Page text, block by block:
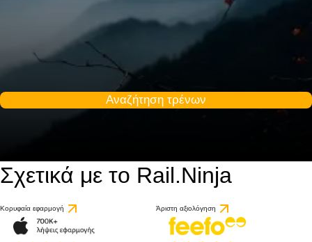
Αναζήτηση τρένων
Σχετικά με το Rail.Ninja
Κορυφαία εφαρμογή Άριστη αξιολόγηση
8.2 / 10
βάσει 1 κριτικής